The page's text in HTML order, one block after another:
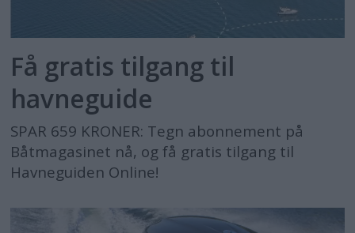
Få gratis tilgang til
havneguide
SPAR 659 KRONER: Tegn abonnement på
Båtmagasinet nå, og få gratis tilgang til
Havneguiden Online!